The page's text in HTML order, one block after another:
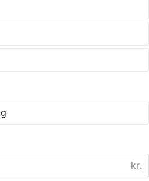
kr.